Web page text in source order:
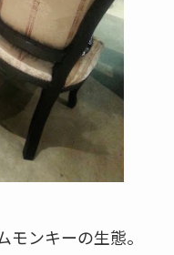
ンキーの生態。